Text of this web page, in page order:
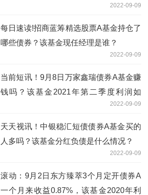
2022-09-09
每日速读!招商蓝筹精选股票A基金持仓了
哪些债券？该基金现任经理是谁？
2022-09-09
当前短讯！9月8日万家鑫瑞债券A基金赚
钱吗？该基金2021年第二季度利润如
2022-09-09
天天视讯！中银稳汇短债债券A基金买的
人多吗？该基金分红负债是什么情况？
2022-09-09
滚动：9月2日东方臻萃3个月定开债券A
一个月来收益0.87%，该基金2020年利